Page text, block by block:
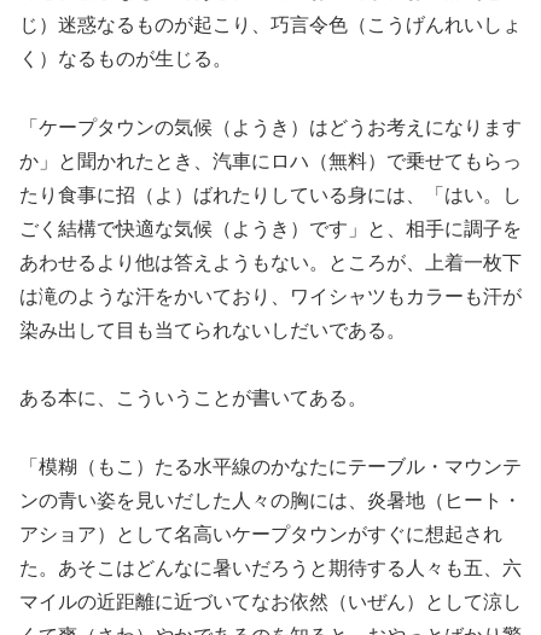
じ）迷惑なるものが起こり、巧言令色（こうげんれいしょ
く）なるものが生じる。
「ケープタウンの気候（ようき）はどうお考えになります
か」と聞かれたとき、汽車にロハ（無料）で乗せてもらっ
たり食事に招（よ）ばれたりしている身には、「はい。し
ごく結構で快適な気候（ようき）です」と、相手に調子を
あわせるより他は答えようもない。ところが、上着一枚下
は滝のような汗をかいており、ワイシャツもカラーも汗が
染み出して目も当てられないしだいである。
ある本に、こういうことが書いてある。
「模糊（もこ）たる水平線のかなたにテーブル・マウンテ
ンの青い姿を見いだした人々の胸には、炎暑地（ヒート・
アショア）として名高いケープタウンがすぐに想起され
た。あそこはどんなに暑いだろうと期待する人々も五、六
マイルの近距離に近づいてなお依然（いぜん）として涼し